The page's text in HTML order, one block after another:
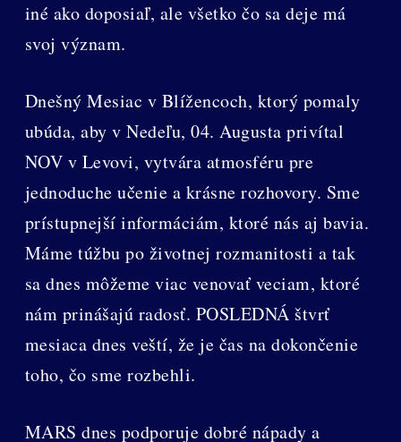
iné ako doposiaľ, ale všetko čo sa deje má
svoj význam.
Dnešný Mesiac v Blížencoch, ktorý pomaly
ubúda, aby v Nedeľu, 04. Augusta privítal
NOV v Levovi, vytvára atmosféru pre
jednoduche učenie a krásne rozhovory. Sme
prístupnejší informáciám, ktoré nás aj bavia.
Máme túžbu po životnej rozmanitosti a tak
sa dnes môžeme viac venovať veciam, ktoré
nám prinášajú radosť. POSLEDNÁ štvrť
mesiaca dnes veští, že je čas na dokončenie
toho, čo sme rozbehli.
MARS dnes podporuje dobré nápady a